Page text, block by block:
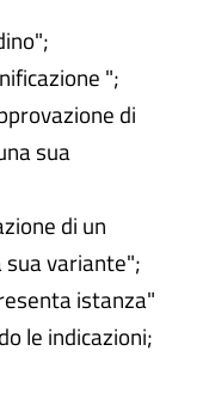
";
di
sua
di un
sua variante";
istanza"
le indicazioni;